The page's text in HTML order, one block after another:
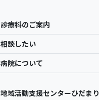
診療科のご案内
相談したい
病院について
地域活動支援センターひだまり